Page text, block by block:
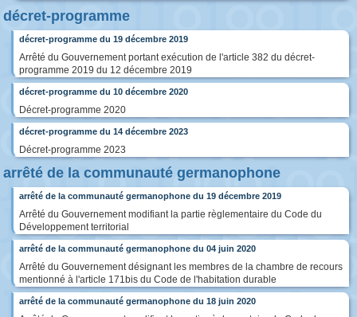
décret-programme
décret-programme du 19 décembre 2019
Arrêté du Gouvernement portant exécution de l'article 382 du décret-
programme 2019 du 12 décembre 2019
décret-programme du 10 décembre 2020
Décret-programme 2020
décret-programme du 14 décembre 2023
Décret-programme 2023
arrêté de la communauté germanophone
arrêté de la communauté germanophone du 19 décembre 2019
Arrêté du Gouvernement modifiant la partie règlementaire du Code du
Développement territorial
arrêté de la communauté germanophone du 04 juin 2020
Arrêté du Gouvernement désignant les membres de la chambre de recours
mentionné à l'article 171bis du Code de l'habitation durable
arrêté de la communauté germanophone du 18 juin 2020